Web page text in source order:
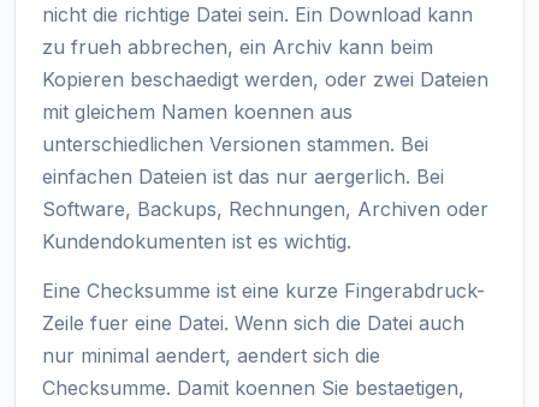
nicht die richtige Datei sein. Ein Download kann
zu frueh abbrechen, ein Archiv kann beim
Kopieren beschaedigt werden, oder zwei Dateien
mit gleichem Namen koennen aus
unterschiedlichen Versionen stammen. Bei
einfachen Dateien ist das nur aergerlich. Bei
Software, Backups, Rechnungen, Archiven oder
Kundendokumenten ist es wichtig.
Eine Checksumme ist eine kurze Fingerabdruck-
Zeile fuer eine Datei. Wenn sich die Datei auch
nur minimal aendert, aendert sich die
Checksumme. Damit koennen Sie bestaetigen,